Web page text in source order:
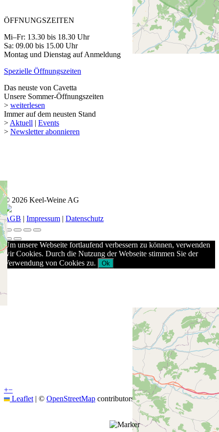
+−
Leaflet | © OpenStreetMap contributors
ÖFFNUNGSZEITEN
Mi–Fr: 13.30 bis 18.30 Uhr
Sa: 09.00 bis 15.00 Uhr
Montag und Dienstag auf Anmeldung
Spezielle Öffnungszeiten
Das neuste von Cavetta
Unsere Sommer-Öffnungszeiten
> weiterlesen
Immer auf dem neusten Stand
> Aktuell | Events
> Newsletter abonnieren
© 2026 Keel-Weine AG
AGB | Impressum | Datenschutz
Um unsere Webseite fortlaufend verbessern zu können, verwenden
wir Cookies. Durch die Nutzung der Webseite stimmen Sie der
Verwendung von Cookies zu.
Ok